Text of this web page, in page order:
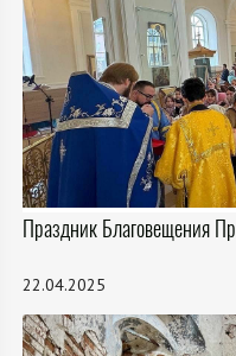
Праздник Благовещения
22.04.2025